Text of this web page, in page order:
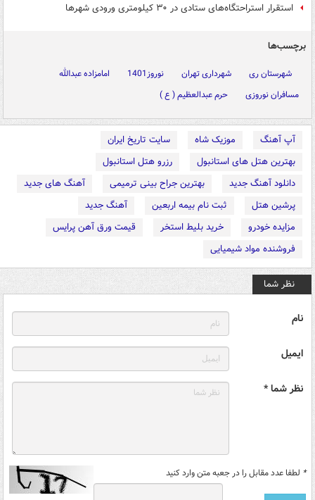
استقرار استراحتگاه‌های ستادی در ۳۰ کیلومتری ورودی شهرها
برچسب‌ها
شهرستان ری شهرداری تهران نوروز1401
امامزاده عبدالله
مسافران نوروزی
حرم عبدالعظیم ( ع )
آپ آهنگ موزیک شاه
سایت تاریخ ایران
بهترین هتل های استانبول
رزرو هتل استانبول
دانلود آهنگ جدید
بهترین جراح بینی ترمیمی
آهنگ های جدید
پرشین هتل
ثبت نام بیمه اربعین
آهنگ جدید
مزایده خودرو
خرید بلیط استخر
قیمت ورق آهن پرایس
فروشنده مواد شیمیایی
نظر شما
نام
ایمیل
نظر شما *
* لطفا عدد مقابل را در جعبه متن وارد کنید